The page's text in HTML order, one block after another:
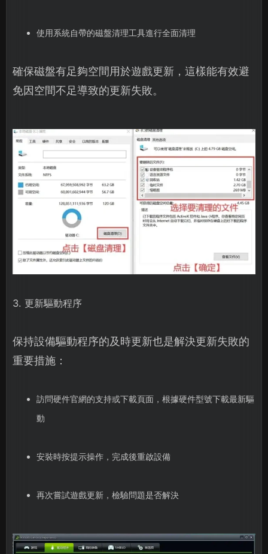
使用系統自帶的磁盤清理工具進行全面清理
確保磁盤有足夠空間用於遊戲更新，這樣能有效避
免因空間不足導致的更新失敗。
3. 更新驅動程序
保持設備驅動程序的及時更新也是解決更新失敗的
重要措施：
訪問硬件官網的支持或下載頁面，根據硬件型號下載最新驅
動
安裝時按提示操作，完成後重啟設備
再次嘗試遊戲更新，檢驗問題是否解決